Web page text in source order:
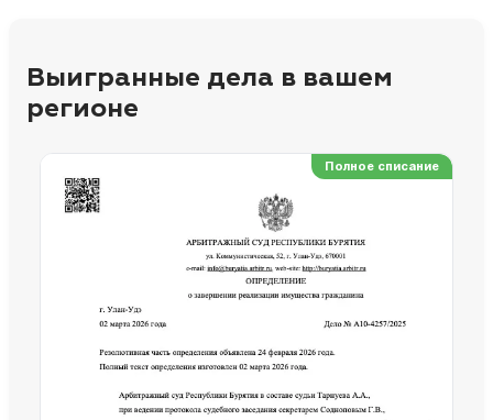
Выигранные дела в вашем
регионе
Полное списание